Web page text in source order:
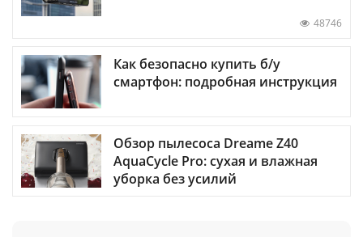
48746
Как безопасно купить б/у
смартфон: подробная инструкция
Обзор пылесоса Dreame Z40
AquaCycle Pro: сухая и влажная
уборка без усилий